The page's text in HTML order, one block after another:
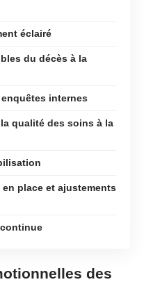
éclairé
du décès à la
internes
qualité des soins à la
place et ajustements
des